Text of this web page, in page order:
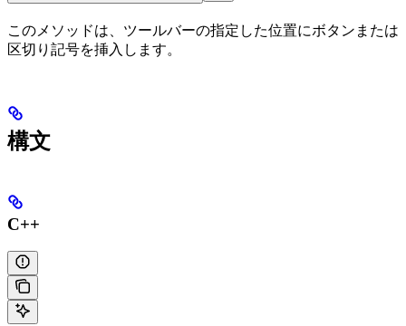
このメソッドは、ツールバーの指定した位置にボタンまたは
区切り記号を挿入します。
構文
C++